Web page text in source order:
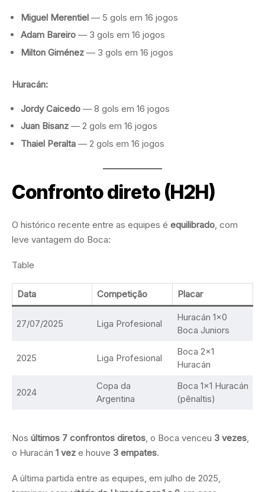
Miguel Merentiel — 5 gols em 16 jogos
Adam Bareiro — 3 gols em 16 jogos
Milton Giménez — 3 gols em 16 jogos
Huracán:
Jordy Caicedo — 8 gols em 16 jogos
Juan Bisanz — 2 gols em 16 jogos
Thaiel Peralta — 2 gols em 16 jogos
Confronto direto (H2H)
O histórico recente entre as equipes é equilibrado , com
leve vantagem do Boca:
Table
Data Competição Placar
27/07/2025 Liga Profesional
Huracán 1×0
Boca Juniors
2025 Liga Profesional
Boca 2×1
Huracán
2024
Copa da
Argentina
Boca 1×1 Huracán
(pênaltis)
Nos últimos 7 confrontos diretos , o Boca venceu 3 vezes
o Huracán 1 vez e houve 3 empates.
A última partida entre as equipes, em julho de 2025,